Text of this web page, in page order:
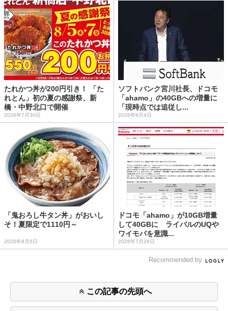
たれかつ丼が200円引き！ 「た
れとん」初の夏の感謝祭、新
橋・中野北口で開催
2026年7月30日
ソフトバンク宮川社長、ドコモ
「ahamo」の40GBへの増量に
「現時点では追従し...
2026年8月4日
「鬼おろし牛タン丼」がおいし
そ！夏限定で1110円～
2026年8月5日
ドコモ「ahamo」が10GB増量
して40GBに ライバルのUQや
ワイモバを意識...
2026年7月29日
Recommended by
この記事の先頭へ